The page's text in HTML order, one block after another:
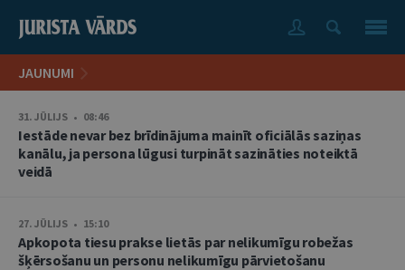
JAUNUMI
31. JŪLIJS • 08:46
Iestāde nevar bez brīdinājuma mainīt oficiālās saziņas
kanālu, ja persona lūgusi turpināt sazināties noteiktā
veidā
27. JŪLIJS • 15:10
Apkopota tiesu prakse lietās par nelikumīgu robežas
šķērsošanu un personu nelikumīgu pārvietošanu